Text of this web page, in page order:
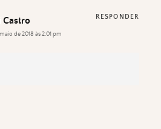
Castro
de 2018 às 2:01 pm
RESPONDER